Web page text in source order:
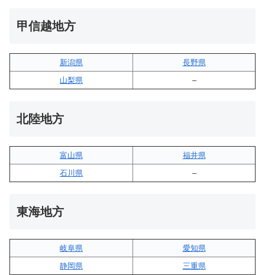
甲信越地方
新潟県
長野県
山梨県
–
北陸地方
富山県
福井県
石川県
–
東海地方
岐阜県
愛知県
静岡県
三重県